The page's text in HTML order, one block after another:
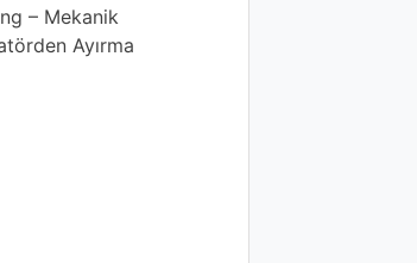
– Mekanik
Ayırma